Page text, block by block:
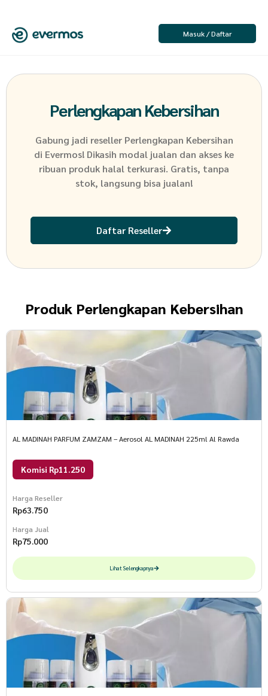
Masuk / Daftar
Perlengkapan Kebersihan
Gabung jadi reseller Perlengkapan Kebersihan
di Evermos! Dikasih modal jualan dan akses ke
ribuan produk halal terkurasi. Gratis, tanpa
stok, langsung bisa jualan!
Daftar Reseller
Produk Perlengkapan Kebersihan
AL MADINAH PARFUM ZAMZAM – Aerosol AL MADINAH 225ml Al Rawda
Komisi Rp11.250
Harga Reseller
Rp63.750
Harga Jual
Rp75.000
Lihat Selengkapnya